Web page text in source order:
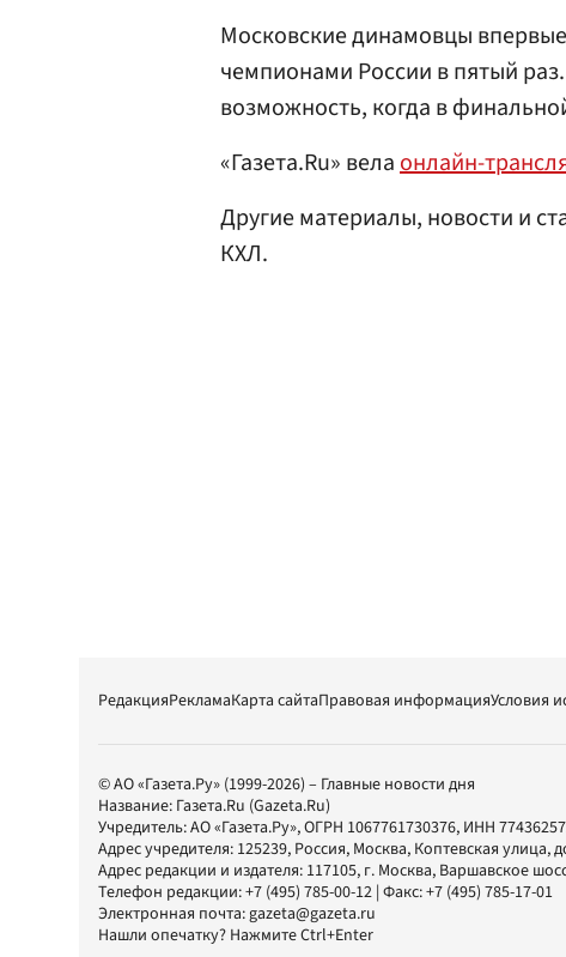
Московские динамовцы
чемпионами России в пятый
возможность, когда в
«Газета.Ru» велаонлайн-
Другие материалы, новости и
КХЛ.
РедакцияРекламаКарта сайтаПравовая информацияУсловия
© АО «Газета.Ру» (1999-2026) – Главные новости дня
Название: Газета.Ru (Gazeta.Ru)
Учредитель:АО «Газета.Ру», ОГРН 1067761730376, ИНН
Адрес учредителя: 125239, Россия, Москва, Коптевская улица,
Адрес редакции и издателя: 117105, г. Москва, Варшавское
Телефон редакции:+7 (495) 785-00-12 | Факс:+7 (495) 785-17-01
Электронная почта:gazeta@gazeta.ru
Нашли опечатку? Нажмите Ctrl+Enter